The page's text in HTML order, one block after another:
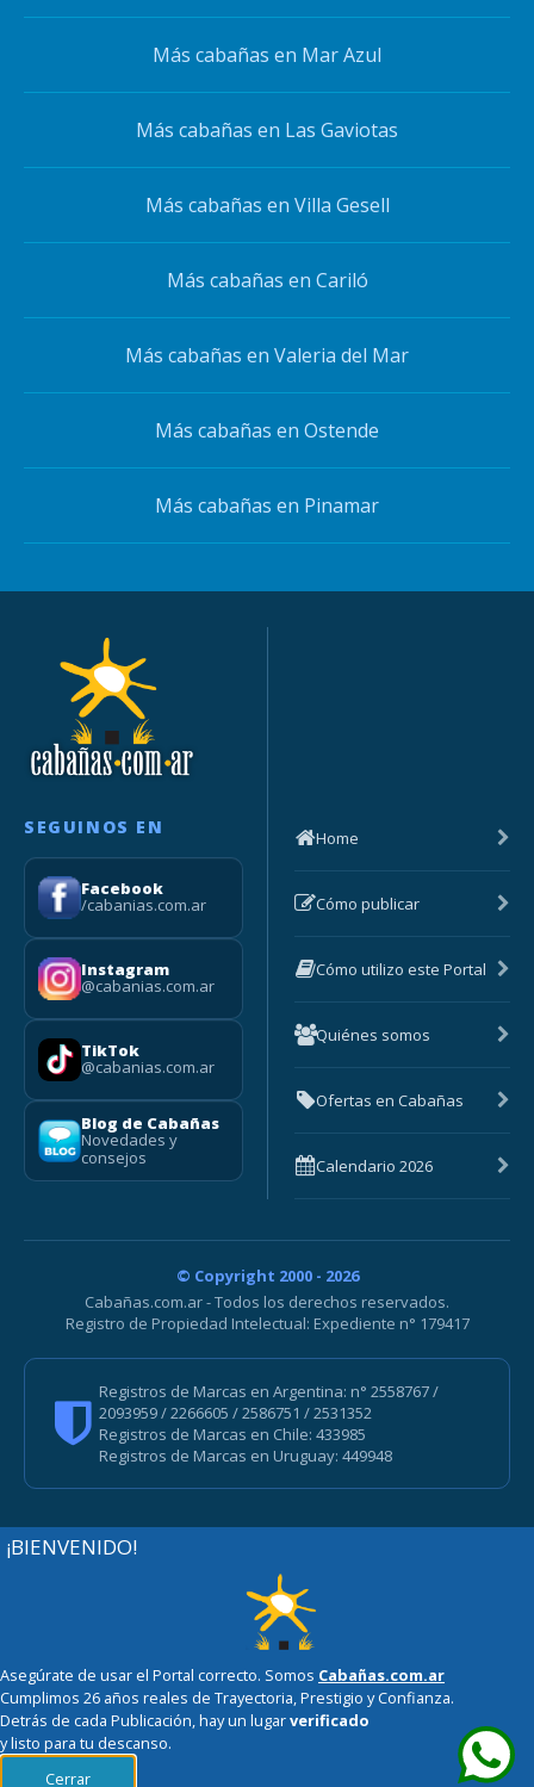
Más cabañas en Mar Azul
Más cabañas en Las Gaviotas
Más cabañas en Villa Gesell
Más cabañas en Cariló
Más cabañas en Valeria del Mar
Más cabañas en Ostende
Más cabañas en Pinamar
SEGUINOS EN
Facebook
/cabanias.com.ar
Instagram
@cabanias.com.ar
TikTok
@cabanias.com.ar
Blog de Cabañas
Novedades y
consejos
Home
Cómo publicar
Cómo utilizo este Portal
Quiénes somos
Ofertas en Cabañas
Calendario 2026
© Copyright 2000 - 2026
Cabañas.com.ar - Todos los derechos reservados.
Registro de Propiedad Intelectual: Expediente n° 179417
Registros de Marcas en Argentina: n° 2558767 /
2093959 / 2266605 / 2586751 / 2531352
Registros de Marcas en Chile: 433985
Registros de Marcas en Uruguay: 449948
¡BIENVENIDO!
Asegúrate de usar el Portal correcto. Somos Cabañas.com.ar
Cumplimos 26 años reales de Trayectoria, Prestigio y Confianza.
Detrás de cada Publicación, hay un lugarverificado
y listo para tu descanso.
Cerrar